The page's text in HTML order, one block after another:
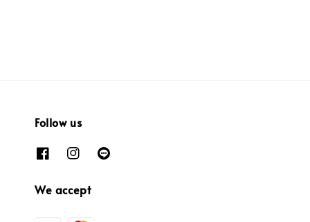
Follow us
We accept